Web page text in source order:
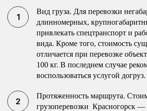
Вид груза. Для перевозки
длинномерных,
привлекать спецтранспорт и
вида. Кроме того, стоимость
отличается при перевозке
100 кг. В последнем случае
воспользоваться услугой догруз.
Протяженность маршрута.
грузоперевозки Красногорск